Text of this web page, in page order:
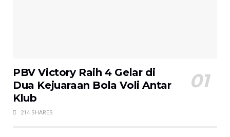
PBV Victory Raih 4 Gelar di
Dua Kejuaraan Bola Voli Antar
Klub
214 SHARES